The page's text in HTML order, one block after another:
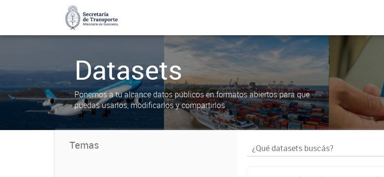
Datasets
Ponemos a tu alcance datos públicos en formatos abiertos para que
puedas usarlos, modificarlos y compartirlos
Temas